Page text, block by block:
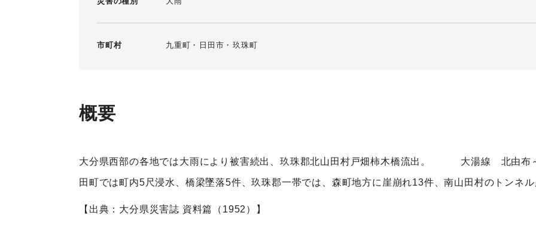
市町村 九重町 日田市 玖珠町
概要
大分県西部の各地では大雨により被害続出、玖珠郡北山田村戸畑柿木橋流出。 大湯線 北由布～
田町では町内5尺浸水、橋梁墜落5件、玖珠郡一帯では、森町地方に崖崩れ13件、南山田村のトンネル
【出典：大分県災害誌 資料篇（1952）】